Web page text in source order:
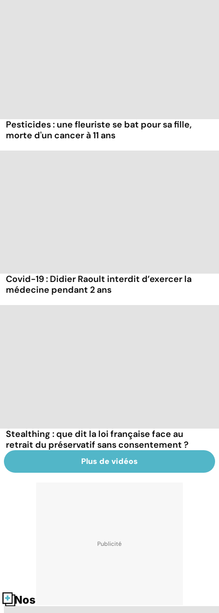
Pesticides : une fleuriste se bat pour sa fille,
morte d'un cancer à 11 ans
Covid-19 : Didier Raoult interdit d’exercer la
médecine pendant 2 ans
Stealthing : que dit la loi française face au
retrait du préservatif sans consentement ?
Plus de vidéos
Nos fiches santé